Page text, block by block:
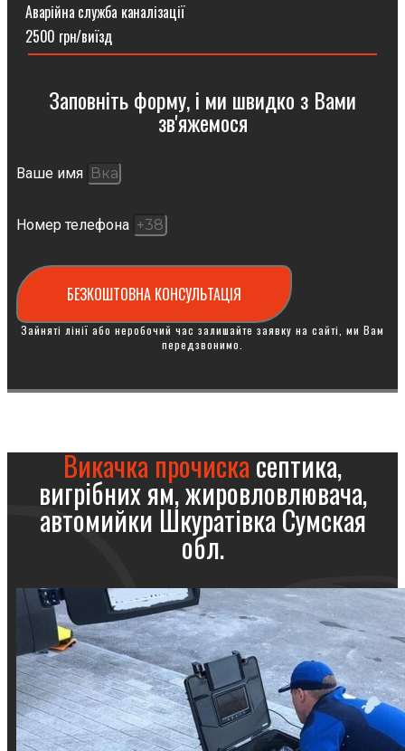
Аварійна служба каналізації
2500 грн/виїзд
Заповніть форму, і ми швидко з Вами
зв'яжемося
Ваше имя
Номер телефона
БЕЗКОШТОВНА КОНСУЛЬТАЦІЯ
Зайняті лінії або неробочий час залишайте заявку на сайті, ми Вам
передзвонимо.
Викачка прочискасептика,
вигрібних ям, жировловлювача,
автомийки Шкуратівка Сумская
обл.